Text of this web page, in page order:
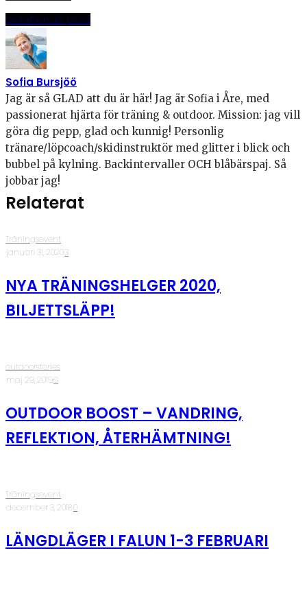
DelaPinnaE-post
Sofia Bursjöö
Jag är så GLAD att du är här! Jag är Sofia i Åre, med
passionerat hjärta för träning & outdoor. Mission: jag vill
göra dig pepp, glad och kunnig! Personlig
tränare/löpcoach/skidinstruktör med glitter i blick och
bubbel på kylning. Backintervaller OCH blåbärspaj. Så
jobbar jag!
Relaterat
Träningsevent
·januari 31, 2020·3
NYA TRÄNINGSHELGER 2020,
BILJETTSLÄPP!
outdoorstories
·maj 29, 2019·6
OUTDOOR BOOST – VANDRING,
REFLEKTION, ÅTERHÄMTNING!
Träningsevent
·december 3, 2018·0
LÄNGDLÄGER I FALUN 1-3 FEBRUARI